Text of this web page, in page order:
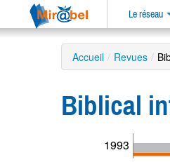
Le réseau
Accueil / Revues /
Biblical
1993